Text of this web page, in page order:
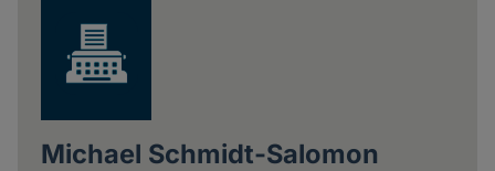
Michael Schmidt-Salomon